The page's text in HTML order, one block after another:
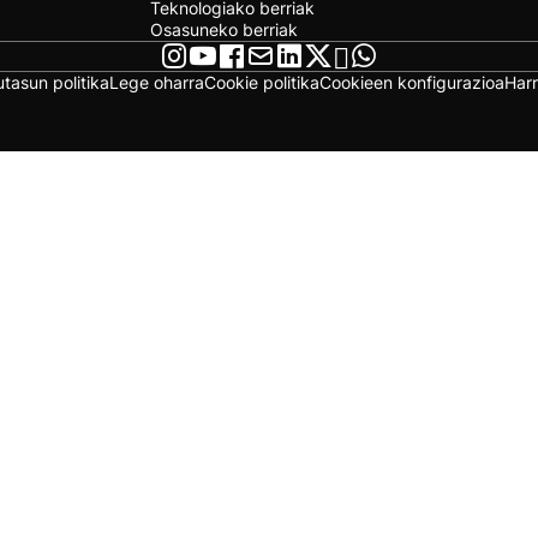
Teknologiako berriak
Osasuneko berriak
politikaLege oharraCookie politikaCookieen konfigurazioa